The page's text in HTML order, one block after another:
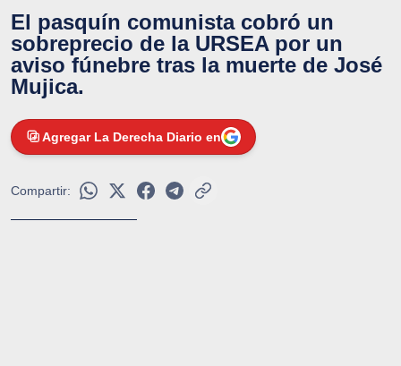
El pasquín comunista cobró un
sobreprecio de la URSEA por un
aviso fúnebre tras la muerte de José
Mujica.
Agregar La Derecha Diario en
Compartir: